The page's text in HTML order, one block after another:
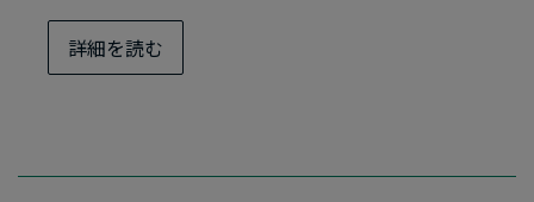
詳細を​読む